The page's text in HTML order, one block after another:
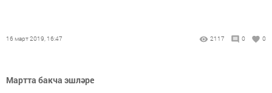
16 март 2019, 16:47 2117 0 0
Мартта бакча эшләре